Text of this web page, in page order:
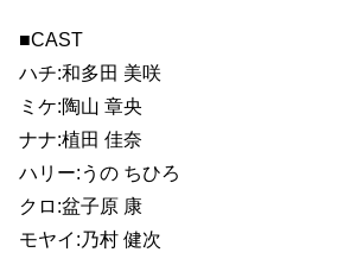
■CAST
ハチ:和多田 美咲
ミケ:陶山 章央
ナナ:植田 佳奈
ハリー:うの ちひろ
クロ:盆子原 康
モヤイ:乃村 健次